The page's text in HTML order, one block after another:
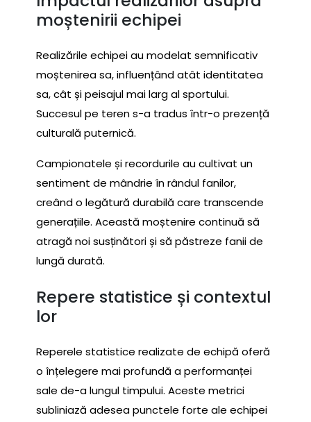
moștenirii echipei
Realizările echipei au modelat semnificativ
moștenirea sa, influențând atât identitatea
sa, cât și peisajul mai larg al sportului.
Succesul pe teren s-a tradus într-o prezență
culturală puternică.
Campionatele și recordurile au cultivat un
sentiment de mândrie în rândul fanilor,
creând o legătură durabilă care transcende
generațiile. Această moștenire continuă să
atragă noi susținători și să păstreze fanii de
lungă durată.
Repere statistice și contextul
lor
Reperele statistice realizate de echipă oferă
o înțelegere mai profundă a performanței
sale de-a lungul timpului. Aceste metrici
subliniază adesea punctele forte ale echipei